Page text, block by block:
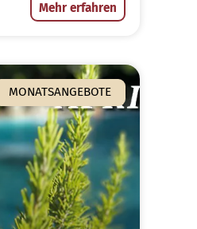
Mehr erfahren
MONATSANGEBOTE